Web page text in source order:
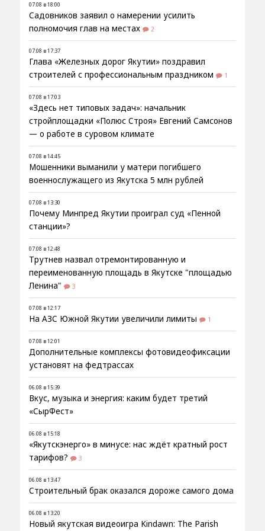
07.08 в 18:00
Садовников заявил о намерении усилить
полномочия глав на местах
2
07.08 в 17:37
Глава «Железных дорог Якутии» поздравил
строителей с профессиональным праздником
1
07.08 в 17:03
«Здесь нет типовых задач»: начальник
стройплощадки «Полюс Строя» Евгений Самсонов
— о работе в суровом климате
07.08 в 14:45
Мошенники выманили у матери погибшего
военнослужащего из Якутска 5 млн рублей
07.08 в 13:30
Почему Минпред Якутии проиграл суд «Пенной
станции»?
07.08 в 12:48
Трутнев назвал отремонтированную и
переименованную площадь в Якутске "площадью
Ленина"
3
07.08 в 12:17
На АЗС Южной Якутии увеличили лимиты 1
07.08 в 12:01
Дополнительные комплексы фотовидеофиксации
установят на федтрассах
06.08 в 15:39
Вкус, музыка и энергия: каким будет третий
«СырФест»
06.08 в 15:18
«Якутскэнерго» в минусе: нас ждёт кратный рост
тарифов?
3
06.08 в 13:47
Строительный брак оказался дороже самого дома
06.08 в 13:20
Новый якутская видеоигра Kindawn: The Parish